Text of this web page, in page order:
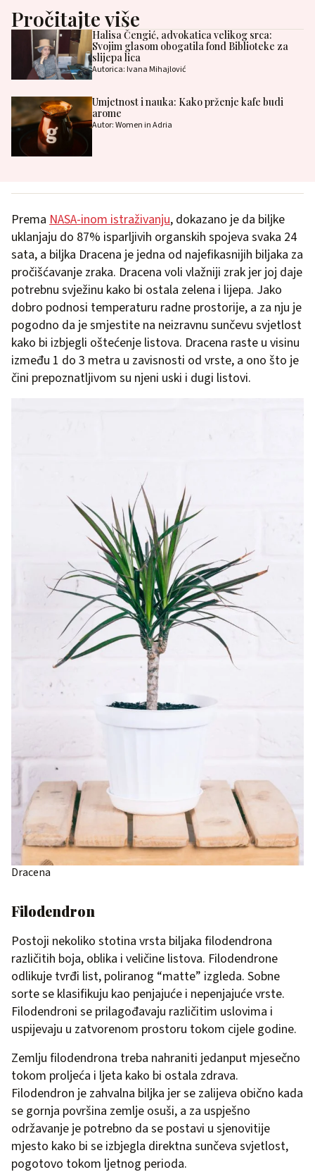
Pročitajte više
Halisa Čengić, advokatica velikog srca:
Svojim glasom obogatila fond Biblioteke za
slijepa lica
Autorica: Ivana Mihajlović
Umjetnost i nauka: Kako prženje kafe budi
arome
Autor: Women in Adria
Prema NASA-inom istraživanju, dokazano je da biljke
uklanjaju do 87% isparljivih organskih spojeva svaka 24
sata, a biljka Dracena je jedna od najefikasnijih biljaka za
pročišćavanje zraka. Dracena voli vlažniji zrak jer joj daje
potrebnu svježinu kako bi ostala zelena i lijepa. Jako
dobro podnosi temperaturu radne prostorije, a za nju je
pogodno da je smjestite na neizravnu sunčevu svjetlost
kako bi izbjegli oštećenje listova. Dracena raste u visinu
između 1 do 3 metra u zavisnosti od vrste, a ono što je
čini prepoznatljivom su njeni uski i dugi listovi.
Dracena
Filodendron
Postoji nekoliko stotina vrsta biljaka filodendrona
različitih boja, oblika i veličine listova. Filodendrone
odlikuje tvrđi list, poliranog “matte” izgleda. Sobne
sorte se klasifikuju kao penjajuće i nepenjajuće vrste.
Filodendroni se prilagođavaju različitim uslovima i
uspijevaju u zatvorenom prostoru tokom cijele godine.
Zemlju filodendrona treba nahraniti jedanput mjesečno
tokom proljeća i ljeta kako bi ostala zdrava.
Filodendron je zahvalna biljka jer se zalijeva obično kada
se gornja površina zemlje osuši, a za uspješno
održavanje je potrebno da se postavi u sjenovitije
mjesto kako bi se izbjegla direktna sunčeva svjetlost,
pogotovo tokom ljetnog perioda.